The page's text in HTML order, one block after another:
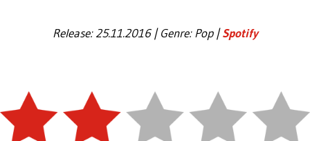
Release: 25.11.2016 | Genre: Pop |Spotify